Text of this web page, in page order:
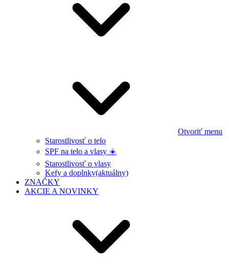
Otvoriť menu
Starostlivosť o telo
SPF na telo a vlasy ☀️
Starostlivosť o vlasy
Kefy a doplnky(aktuálny)
ZNAČKY
AKCIE A NOVINKY